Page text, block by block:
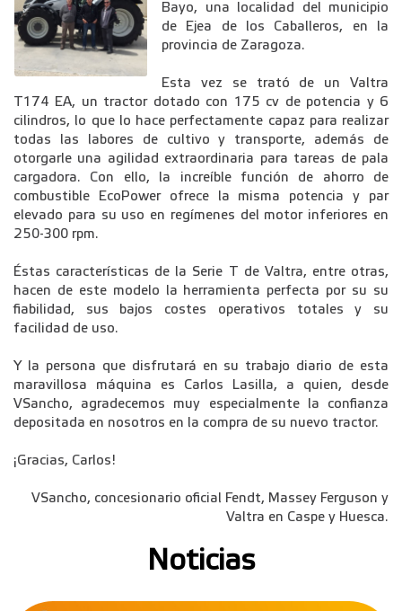
Bayo, una localidad del municipio
de Ejea de los Caballeros, en la
provincia de Zaragoza.
Esta vez se trató de un Valtra
T174 EA, un tractor dotado con 175 cv de potencia y 6
cilindros, lo que lo hace perfectamente capaz para realizar
todas las labores de cultivo y transporte, además de
otorgarle una agilidad extraordinaria para tareas de pala
cargadora. Con ello, la increíble función de ahorro de
combustible EcoPower ofrece la misma potencia y par
elevado para su uso en regímenes del motor inferiores en
250-300 rpm.
Éstas características de la Serie T de Valtra, entre otras,
hacen de este modelo la herramienta perfecta por su su
fiabilidad, sus bajos costes operativos totales y su
facilidad de uso.
Y la persona que disfrutará en su trabajo diario de esta
maravillosa máquina es Carlos Lasilla, a quien, desde
VSancho, agradecemos muy especialmente la confianza
depositada en nosotros en la compra de su nuevo tractor.
¡Gracias, Carlos!
VSancho, concesionario oficial Fendt, Massey Ferguson y
Valtra en Caspe y Huesca.
Noticias